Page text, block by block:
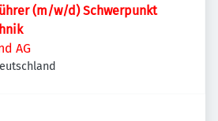
(m/w/d) Schwerpunkt
AG